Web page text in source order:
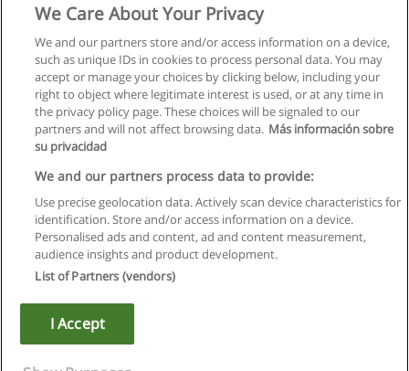
Regulamin
Polityka ochrony danych osobowych
Copyright © Educaedu Business S.L. - CIF : B-95610580: -
We Care About Your Privacy
We and our partners store and/or access information on a device,
such as unique IDs in cookies to process personal data. You may
accept or manage your choices by clicking below, including your
right to object where legitimate interest is used, or at any time in
the privacy policy page. These choices will be signaled to our
partners and will not affect browsing data. Más información sobre
su privacidad
We and our partners process data to provide:
Use precise geolocation data. Actively scan device characteristics for
identification. Store and/or access information on a device.
Personalised ads and content, ad and content measurement,
audience insights and product development.
List of Partners (vendors)
I Accept